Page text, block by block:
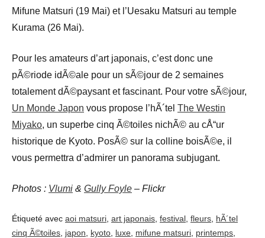
Mifune Matsuri (19 Mai) et l’Uesaku Matsuri au temple
Kurama (26 Mai).
Pour les amateurs d’art japonais, c’est donc une
pÃ©riode idÃ©ale pour un sÃ©jour de 2 semaines
totalement dÃ©paysant et fascinant. Pour votre sÃ©jour,
Un Monde Japon vous propose l’hÃ´tel The Westin
Miyako, un superbe cinq Ã©toiles nichÃ© au cÅ“ur
historique de Kyoto. PosÃ© sur la colline boisÃ©e, il
vous permettra d’admirer un panorama subjugant.
Photos : Vlumi & Gully Foyle – Flickr
Étiqueté avec aoi matsuri art japonais festival fleurs hÃ´tel
cinq Ã©toiles japon kyoto luxe mifune matsuri printemps